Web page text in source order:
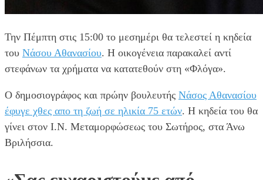
Την Πέμπτη στις 15:00 το μεσημέρι θα τελεστεί η κηδεία
του Νάσου Αθανασίου. Η οικογένεια παρακαλεί αντί
στεφάνων τα χρήματα να κατατεθούν στη «Φλόγα».
Ο δημοσιογράφος και πρώην βουλευτής Νάσος Αθανασίου
έφυγε χθες απο τη ζωή σε ηλικία 75 ετών. Η κηδεία του θα
γίνει στον Ι.Ν. Μεταμορφώσεως του Σωτήρος, στα Άνω
Βριλήσσια.